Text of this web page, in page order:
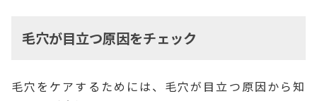
毛穴が目立つ原因をチェック
毛穴をケアするためには、毛穴が目立つ原因から知